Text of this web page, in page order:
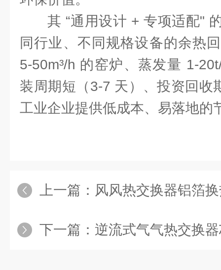
其 “通用设计 + 专项适配"
同行业、不同规格设备的余热
5-50m³/h 的窑炉、蒸发量 1-
装周期短（3-7 天）、投资回收
工业企业提供低成本、易落地的
上一篇： 风风热交换器铝箔换热芯体在工业
下一篇： 逆流式气气热交换器芯体